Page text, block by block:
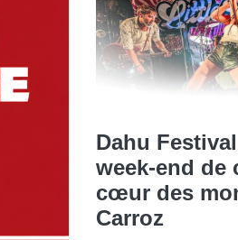
Dahu
week-end de
cœur des
Carroz